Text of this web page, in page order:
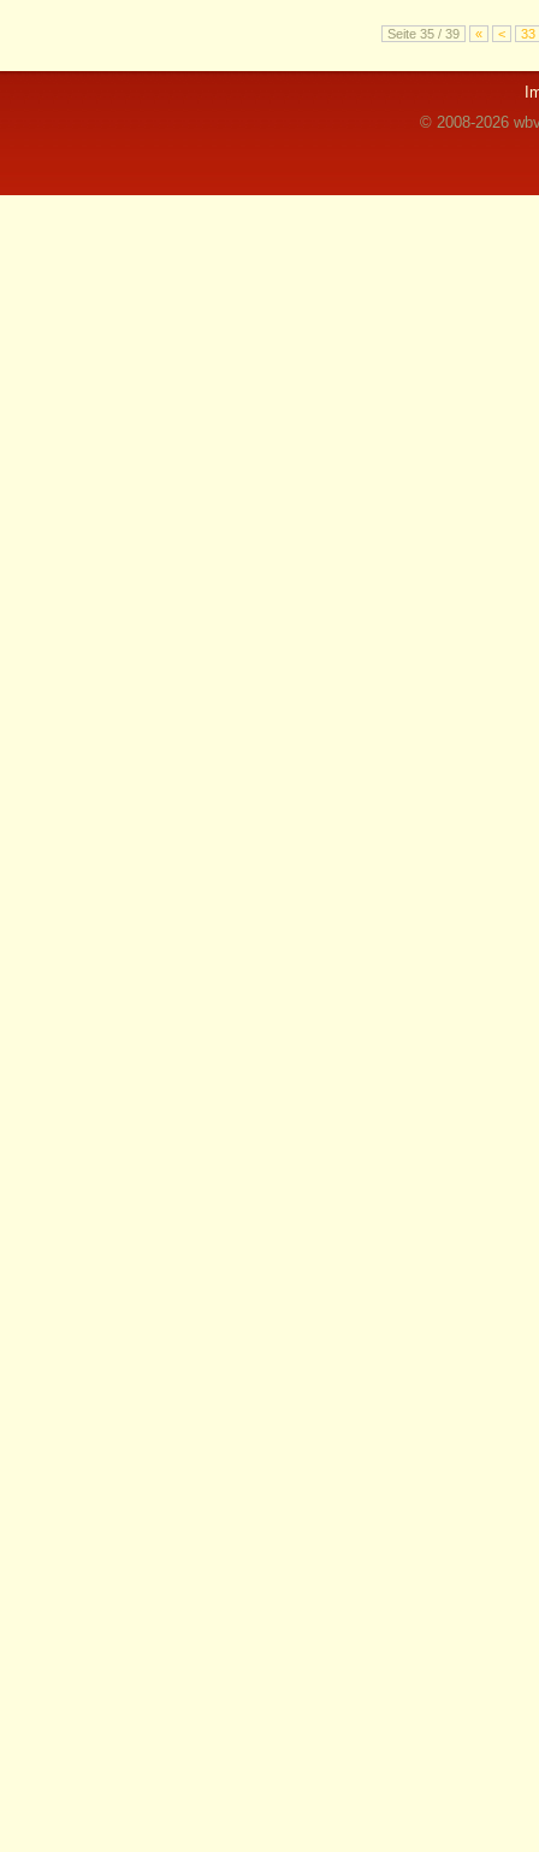
Seite 35 / 39 « < 33
© 2008-2026